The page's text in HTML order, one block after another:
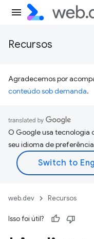
Recursos
Agradecemos por
conteúdo sob demanda.
O Google usa tecnologia
seu idioma de
web.dev Recursos
Isso foi útil?